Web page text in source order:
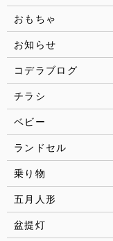
おもちゃ
お知らせ
コデラブログ
チラシ
ベビー
ランドセル
乗り物
五月人形
盆提灯